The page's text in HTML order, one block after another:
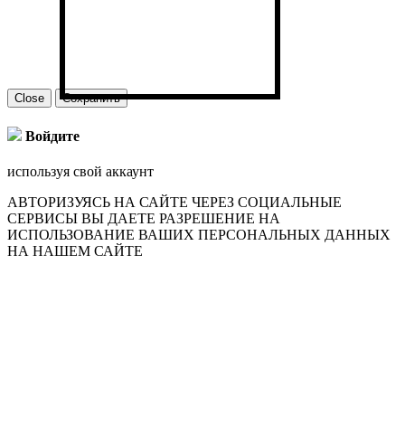
Close Сохранить
Войдите
используя свой аккаунт
АВТОРИЗУЯСЬ НА САЙТЕ ЧЕРЕЗ СОЦИАЛЬНЫЕ
СЕРВИСЫ ВЫ ДАЕТЕ РАЗРЕШЕНИЕ НА
ИСПОЛЬЗОВАНИЕ ВАШИХ ПЕРСОНАЛЬНЫХ ДАННЫХ
НА НАШЕМ САЙТЕ